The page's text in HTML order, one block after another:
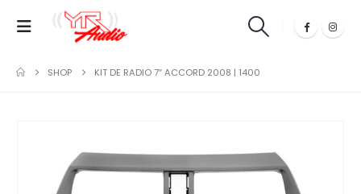
SHOP KIT DE RADIO 7″ ACCORD 2008 | 1400